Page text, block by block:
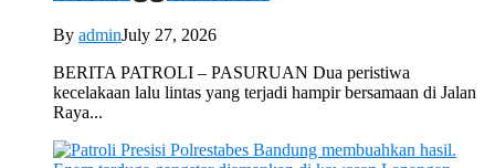
By adminJuly 27, 2026
BERITA PATROLI – PASURUAN Dua peristiwa
kecelakaan lalu lintas yang terjadi hampir bersamaan di Jalan
Raya...